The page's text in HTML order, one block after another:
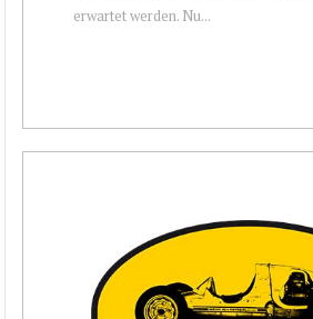
erwartet werden. Nu...